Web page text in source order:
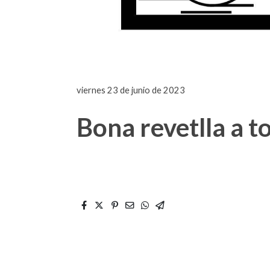
viernes 23 de junio de 2023
Bona revetlla a